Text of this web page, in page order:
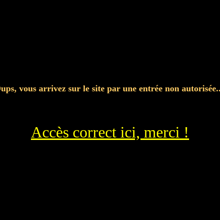
vous arrivez sur le site par une entrée non
Accès correct ici, merci !